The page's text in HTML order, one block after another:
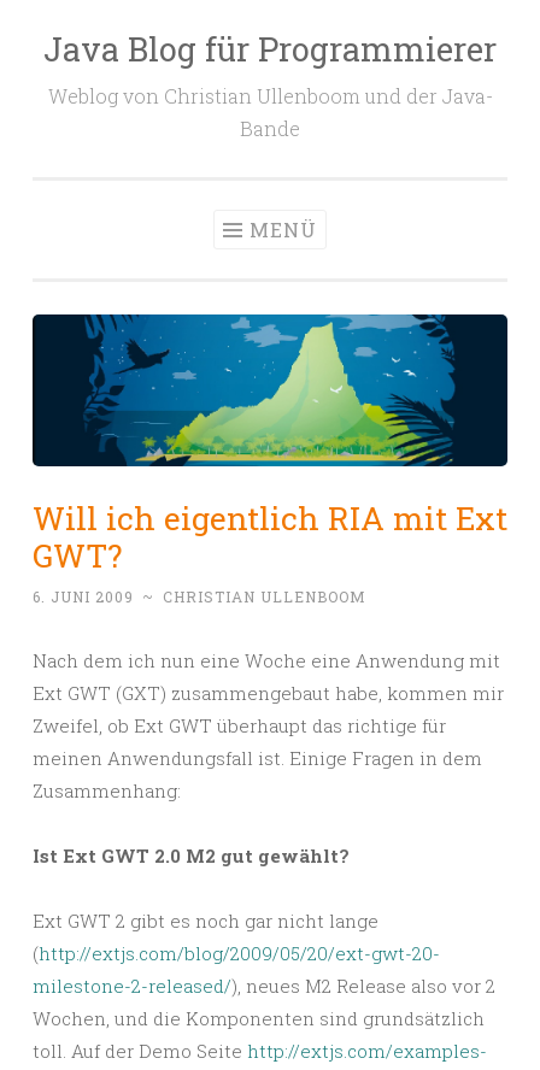
Zum
springen
Java Blog für Programmierer
Weblog von Christian Ullenboom und der Java-
Bande
MENÜ
Will ich eigentlich RIA mit Ext
GWT?
6. JUNI 2009 ~ CHRISTIAN ULLENBOOM
Nach dem ich nun eine Woche eine Anwendung mit
Ext GWT (GXT) zusammengebaut habe, kommen mir
Zweifel, ob Ext GWT überhaupt das richtige für
meinen Anwendungsfall ist. Einige Fragen in dem
Zusammenhang:
Ist Ext GWT 2.0 M2 gut gewählt?
Ext GWT 2 gibt es noch gar nicht lange
(http://extjs.com/blog/2009/05/20/ext-gwt-20-
milestone-2-released/), neues M2 Release also vor 2
Wochen, und die Komponenten sind grundsätzlich
toll. Auf der Demo Seite http://extjs.com/examples-